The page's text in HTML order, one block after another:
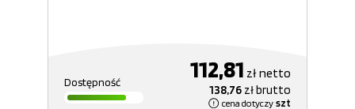
Dostępność 112,81 złnetto
138,76 złbrutto
cena dotyczy szt